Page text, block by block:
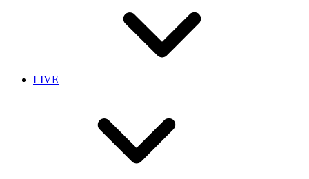
LIVE